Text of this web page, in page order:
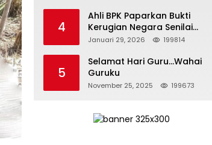
Bertanggung Jawab
4
Ahli BPK Paparkan Bukti
Kerugian Negara Senilai
Rp285 Triliun dalam
Pertamina
Januari 29, 2026 199814
5
Selamat Hari Guru…Wahai
Guruku
November 25, 2025 199673